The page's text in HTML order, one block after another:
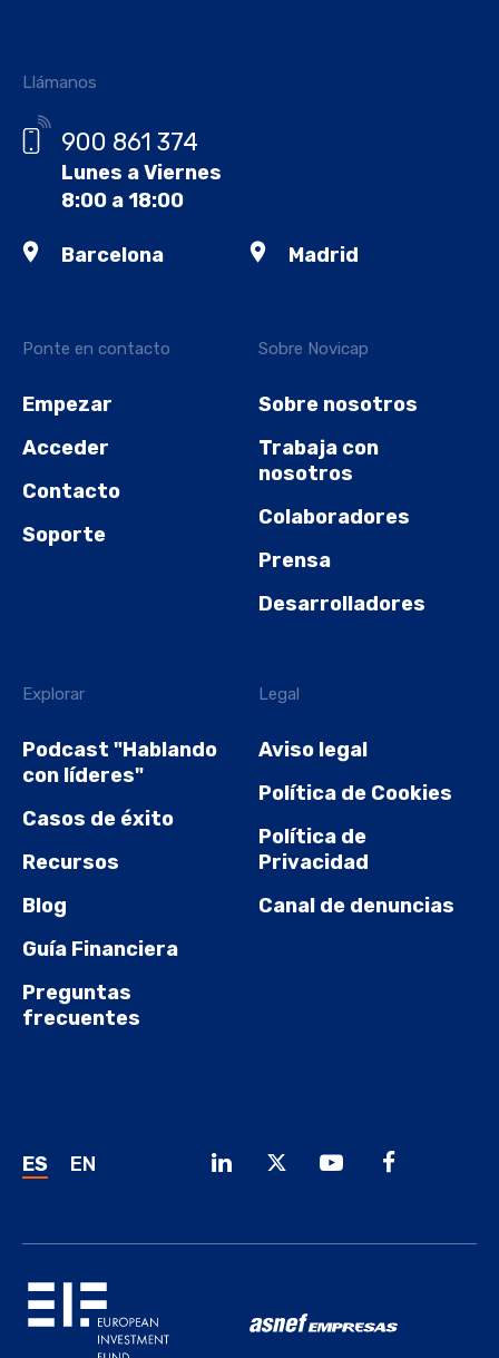
Ponte en contacto
Empezar
Acceder
Contacto
Soporte
Sobre Novicap
Sobre nosotros
Trabaja con
nosotros
Colaboradores
Prensa
Desarrolladores
Explorar
Podcast "Hablando
con líderes"
Casos de éxito
Recursos
Blog
Guía Financiera
Preguntas
frecuentes
Legal
Aviso legal
Política de Cookies
Política de
Privacidad
Canal de denuncias
Llámanos
900 861 374
Lunes a Viernes
8:00 a 18:00
Barcelona Madrid
ES EN